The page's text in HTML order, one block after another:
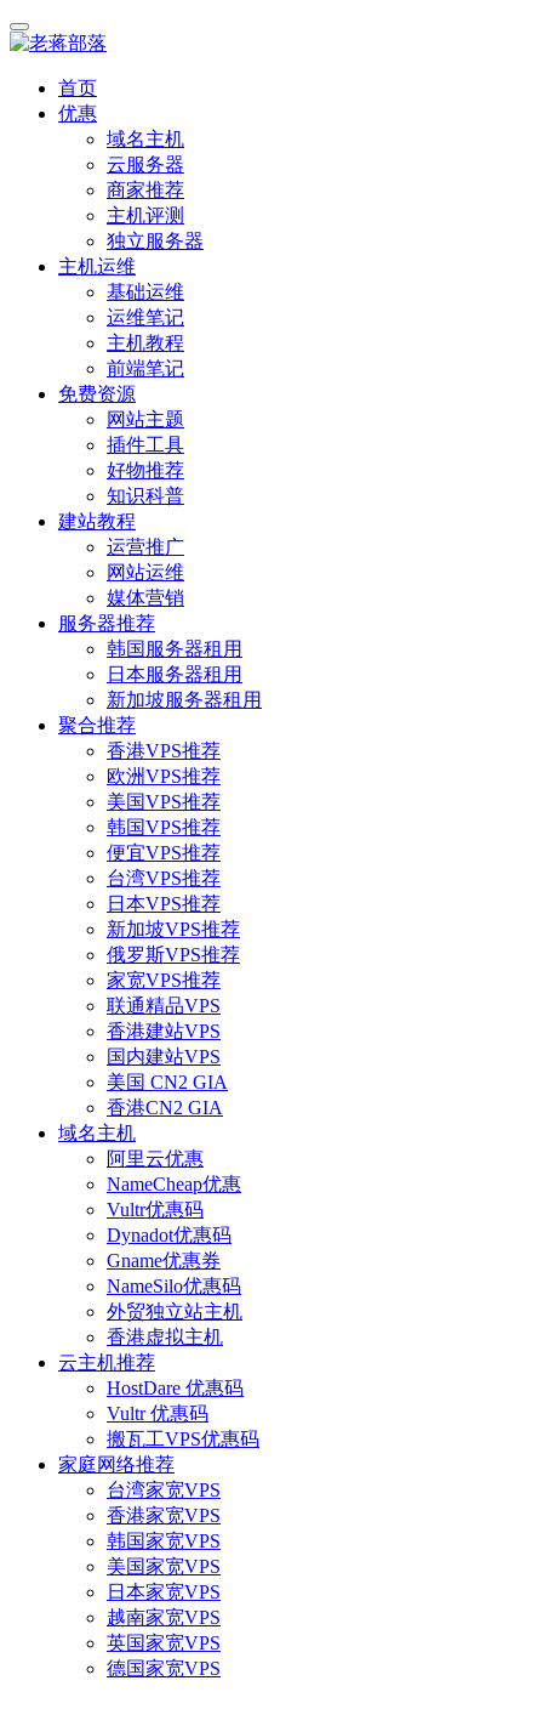
首页
优惠
域名主机
云服务器
商家推荐
主机评测
独立服务器
主机运维
基础运维
运维笔记
主机教程
前端笔记
免费资源
网站主题
插件工具
好物推荐
知识科普
建站教程
运营推广
网站运维
媒体营销
服务器推荐
韩国服务器租用
日本服务器租用
新加坡服务器租用
聚合推荐
香港VPS推荐
欧洲VPS推荐
美国VPS推荐
韩国VPS推荐
便宜VPS推荐
台湾VPS推荐
日本VPS推荐
新加坡VPS推荐
俄罗斯VPS推荐
家宽VPS推荐
联通精品VPS
香港建站VPS
国内建站VPS
美国 CN2 GIA
香港CN2 GIA
域名主机
阿里云优惠
NameCheap优惠
Vultr优惠码
Dynadot优惠码
Gname优惠券
NameSilo优惠码
外贸独立站主机
香港虚拟主机
云主机推荐
HostDare 优惠码
Vultr 优惠码
搬瓦工VPS优惠码
家庭网络推荐
台湾家宽VPS
香港家宽VPS
韩国家宽VPS
美国家宽VPS
日本家宽VPS
越南家宽VPS
英国家宽VPS
德国家宽VPS